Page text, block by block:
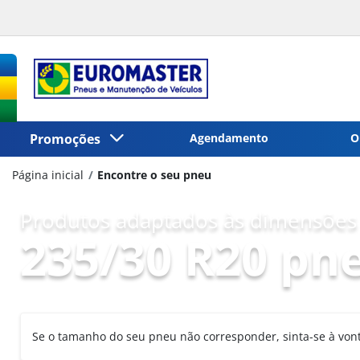
Promoções Agendamento
Página inicial Encontre o seu pneu
Produtos adaptados às dimensões
235/30 R20
Se o tamanho do seu pneu não corresponder, sinta-se à